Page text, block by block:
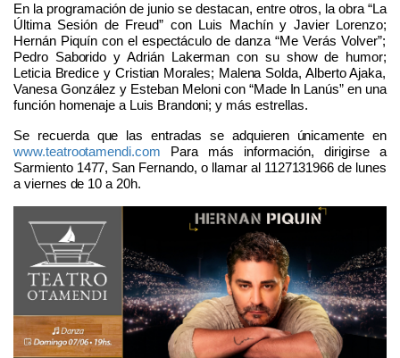
En la programaciónde junio se destacan, entre otros, la obra “La
Última Sesión de Freud” con Luis Machín y Javier Lorenzo;
Hernán Piquín con el espectáculo de danza “Me Verás Volver”;
Pedro Saborido y Adrián Lakermancon su show de humor;
Leticia Bredice y Cristian Morales; Malena Solda, Alberto Ajaka,
Vanesa González y Esteban Meloni con “Made In Lanús” en una
función homenaje a Luis Brandoni; y más estrellas.
Se recuerda que las entradas se adquieren únicamente en
www.teatrootamendi.com Para más información, dirigirse a
Sarmiento 1477, San Fernando, o llamar al 1127131966 de lunes
a viernes de 10 a 20h.